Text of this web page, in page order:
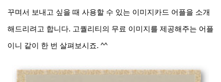
꾸며서 보내고 싶을 때 사용할 수 있는 이미지카드 어플을 소개
해드리려고 합니다. 고퀄리티의 무료 이미지를 제공해주는 어플
이니 같이 한 번 살펴보시죠. ^^